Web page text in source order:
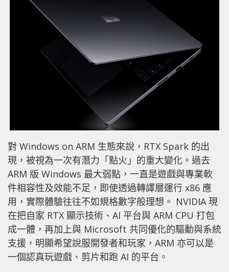
對 Windows on ARM 生態來說，RTX Spark 的出
現，被視為一次有潛力「點火」的重大變化。過去
ARM 版 Windows 最大弱點，一直是遊戲與專業軟
件相容性及效能不足，即使透過轉譯層運行 x86 應
用，實際體驗往往不如規格數字般理想。 NVIDIA 現
在把自家 RTX 顯示技術、AI 平台與 ARM CPU 打包
成一體，再加上與 Microsoft 共同優化的驅動與系統
支援，明顯希望說服開發者和玩家，ARM 亦可以是
一個認真玩遊戲、剪片和跑 AI 的平台。